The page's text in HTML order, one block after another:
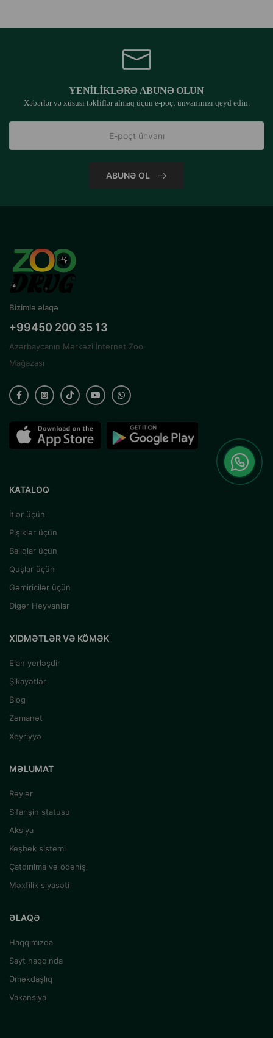
YENILIKLƏRƏ ABUNƏ OLUN
Xəbərlər və xüsusi təkliflər almaq üçün e-poçt ünvanınızı qeyd edin.
ABUNƏ OL
Bizimlə əlaqə
+99450 200 35 13
Azərbaycanın Mərkəzi İnternet Zoo
Mağazası
KATALOQ
İtlər üçün
Pişiklər üçün
Balıqlar üçün
Quşlar üçün
Gəmiricilər üçün
Digər Heyvanlar
XIDMƏTLƏR VƏ KÖMƏK
Elan yerləşdir
Şikayətlər
Blog
Zəmanət
Xeyriyyə
MƏLUMAT
Rəylər
Sifarişin statusu
Aksiya
Keşbek sistemi
Çatdırılma və ödəniş
Məxfilik siyasəti
ƏLAQƏ
Haqqımızda
Sayt haqqında
Əməkdaşlıq
Vakansiya